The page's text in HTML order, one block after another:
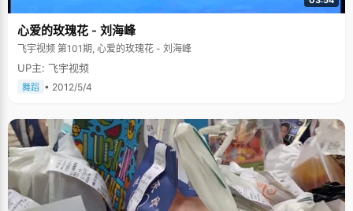
心爱的玫瑰花 - 刘海峰
飞宇视频 第101期, 心爱的玫瑰花 - 刘海峰
UP主: 飞宇视频
舞蹈 • 2012/5/4